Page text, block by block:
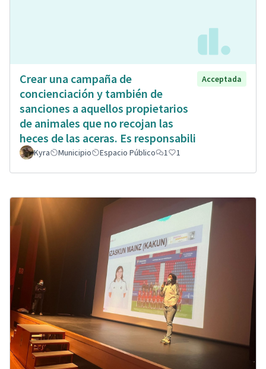
Crear una campaña de
concienciación y también de
sanciones a aquellos propietarios
de animales que no recojan las
heces de las aceras. Es responsabili
Acceptada
Kyra Municipio Espacio Público 1 1